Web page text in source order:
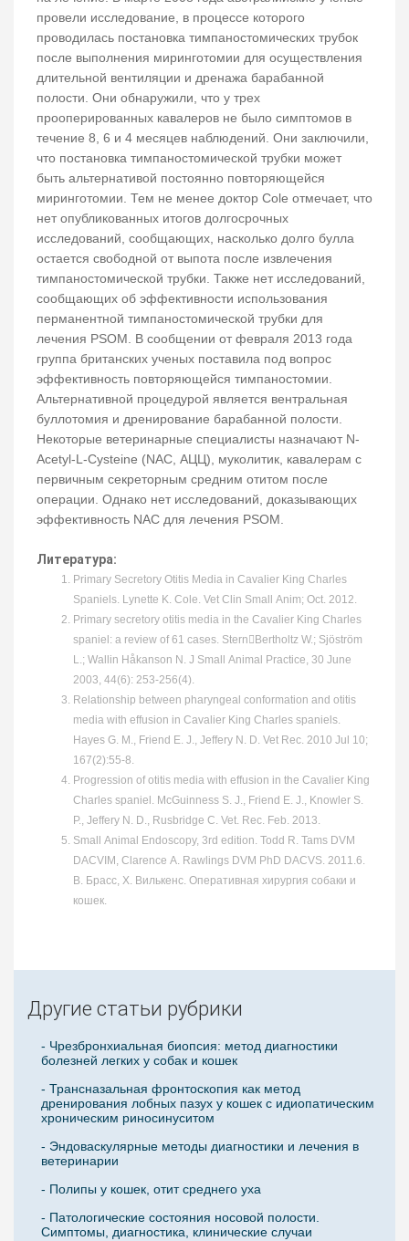
провели исследование, в процессе которого
проводилась постановка тимпаностомических трубок
после выполнения миринготомии для осуществления
длительной вентиляции и дренажа барабанной
полости. Они обнаружили, что у трех
прооперированных кавалеров не было симптомов в
течение 8, 6 и 4 месяцев наблюдений. Они заключили,
что постановка тимпаностомической трубки может
быть альтернативой постоянно повторяющейся
миринготомии. Тем не менее доктор Cole отмечает, что
нет опубликованных итогов долгосрочных
исследований, сообщающих, насколько долго булла
остается свободной от выпота после извлечения
тимпаностомической трубки. Также нет исследований,
сообщающих об эффективности использования
перманентной тимпаностомической трубки для
лечения PSOM. В сообщении от февраля 2013 года
группа британских ученых поставила под вопрос
эффективность повторяющейся тимпаностомии.
Альтернативной процедурой является вентральная
буллотомия и дренирование барабанной полости.
Некоторые ветеринарные специалисты назначают N-
Acetyl-L-Cysteine (NAC, АЦЦ), муколитик, кавалерам с
первичным секреторным средним отитом после
операции. Однако нет исследований, доказывающих
эффективность NAC для лечения PSOM.
Литература:
Primary Secretory Otitis Media in Cavalier King Charles
Spaniels. Lynette K. Cole. Vet Clin Small Anim; Oct. 2012.
Primary secretory otitis media in the Cavalier King Charles
spaniel: a review of 61 cases. Stern￾Bertholtz W.; Sjöström
L.; Wallin Håkanson N. J Small Animal Practice, 30 June
2003, 44(6): 253-256(4).
Relationship between pharyngeal conformation and otitis
media with effusion in Cavalier King Charles spaniels.
Hayes G. M., Friend E. J., Jeffery N. D. Vet Rec. 2010 Jul 10;
167(2):55-8.
Progression of otitis media with effusion in the Cavalier King
Charles spaniel. McGuinness S. J., Friend E. J., Knowler S.
P., Jeffery N. D., Rusbridge C. Vet. Rec. Feb. 2013.
Small Animal Endoscopy, 3rd edition. Todd R. Tams DVM
DACVIM, Clarence A. Rawlings DVM PhD DACVS. 2011.6.
В. Брасс, Х. Вилькенс. Оперативная хирургия собаки и
кошек.
Другие статьи рубрики
- Чрезбронхиальная биопсия: метод диагностики
болезней легких у собак и кошек
- Трансназальная фронтоскопия как метод
дренирования лобных пазух у кошек с идиопатическим
хроническим риносинуситом
- Эндоваскулярные методы диагностики и лечения в
ветеринарии
- Полипы у кошек, отит среднего уха
- Патологические состояния носовой полости.
Симптомы, диагностика, клинические случаи